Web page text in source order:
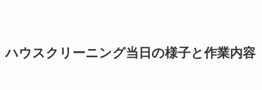
ハウスクリーニング当日の様子と作業内容